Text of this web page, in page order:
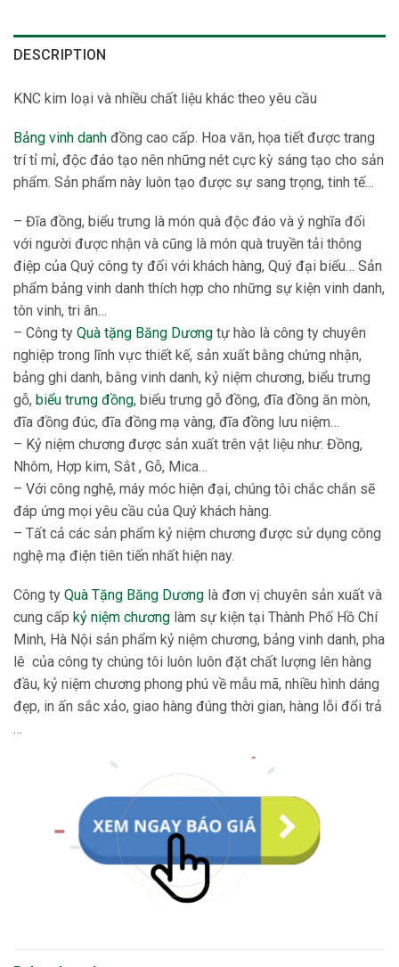
DESCRIPTION
KNC kim loại và nhiều chất liệu khác theo yêu cầu
Bảng vinh danh đồng cao cấp. Hoa văn, họa tiết được trang
trí tỉ mỉ, độc đáo tạo nên những nét cực kỳ sáng tạo cho sản
phẩm. Sản phẩm này luôn tạo được sự sang trọng, tinh tế…
– Đĩa đồng, biểu trưng là món quà độc đáo và ý nghĩa đối
với người được nhận và cũng là món quà truyền tải thông
điệp của Quý công ty đối với khách hàng, Quý đại biểu… Sản
phẩm bảng vinh danh thích hợp cho những sự kiện vinh danh,
tôn vinh, tri ân…
– Công ty Quà tặng Băng Dương tự hào là công ty chuyên
nghiệp trong lĩnh vực thiết kế, sản xuất bằng chứng nhận,
bảng ghi danh, bằng vinh danh, kỷ niệm chương, biểu trưng
gỗ, biểu trưng đồng, biểu trưng gỗ đồng, đĩa đồng ăn mòn,
đĩa đồng đúc, đĩa đồng mạ vàng, đĩa đồng lưu niệm…
– Kỷ niệm chương được sản xuất trên vật liệu như: Đồng,
Nhôm, Hợp kim, Sắt , Gỗ, Mica…
– Với công nghệ, máy móc hiện đại, chúng tôi chắc chắn sẽ
đáp ứng mọi yêu cầu của Quý khách hàng.
– Tất cả các sản phẩm kỷ niệm chương được sử dụng công
nghệ mạ điện tiên tiến nhất hiện nay.
Công ty Quà Tặng Băng Dương là đơn vị chuyên sản xuất và
cung cấp kỷ niệm chương làm sự kiện tại Thành Phố Hồ Chí
Minh, Hà Nội sản phẩm kỷ niệm chương, bảng vinh danh, pha
lê của công ty chúng tôi luôn luôn đặt chất lượng lên hàng
đầu, kỷ niệm chương phong phú về mẫu mã, nhiều hình dáng
đẹp, in ấn sắc xảo, giao hàng đúng thời gian, hàng lỗi đổi trả
…